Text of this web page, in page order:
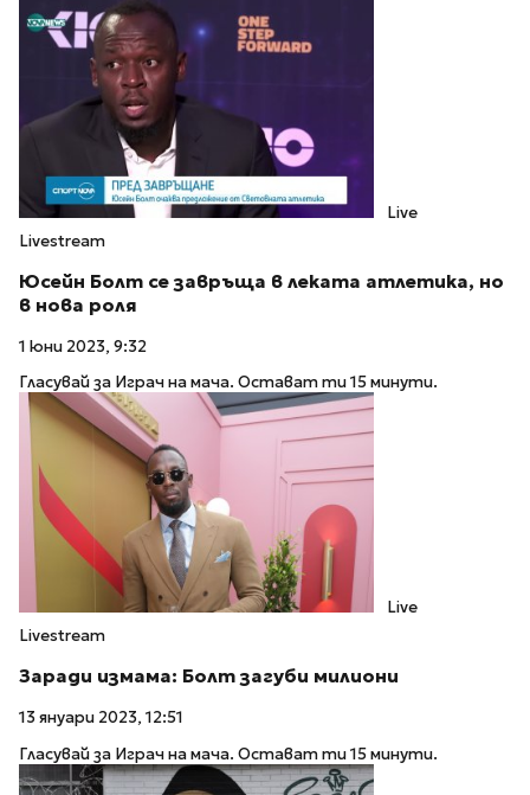
Live
Livestream
Юсейн Болт се завръща в леката атлетика, но
в нова роля
1 юни 2023, 9:32
Гласувай за Играч на мача. Остават ти 15 минути.
Live
Livestream
Заради измама: Болт загуби милиони
13 януари 2023, 12:51
Гласувай за Играч на мача. Остават ти 15 минути.